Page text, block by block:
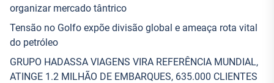
organizar mercado tântrico
Tensão no Golfo expõe divisão global e ameaça rota vital
do petróleo
GRUPO HADASSA VIAGENS VIRA REFERÊNCIA MUNDIAL,
ATINGE 1.2 MILHÃO DE EMBARQUES, 635.000 CLIENTES